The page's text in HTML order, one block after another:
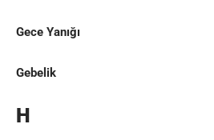
Gece Yanığı
Gebelik
H